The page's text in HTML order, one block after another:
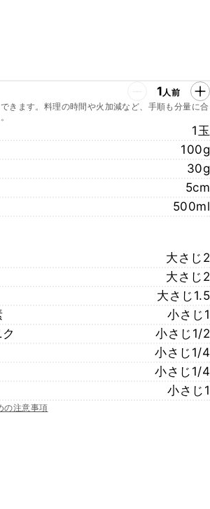
1人前
きます。料理の時間や火加減など、手順も分量に合
1玉
100g
30g
5cm
500ml
大さじ2
大さじ2
大さじ1.5
小さじ1
小さじ1/2
小さじ1/4
小さじ1/4
小さじ1
の注意事項